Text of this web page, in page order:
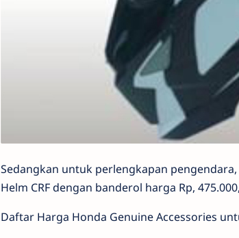
Sedangkan untuk perlengkapan
Helm CRF dengan banderol harga Rp,
Daftar Harga Honda Genuine Accessories